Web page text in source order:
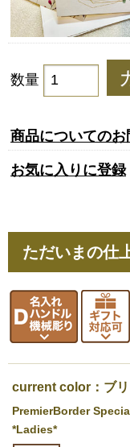
数量
商品についての
お気に入りに登録
ただいまの仕
current color：ブ
PremierBorder
*Ladies*